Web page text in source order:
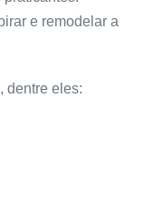
e remodelar a
dentre eles: